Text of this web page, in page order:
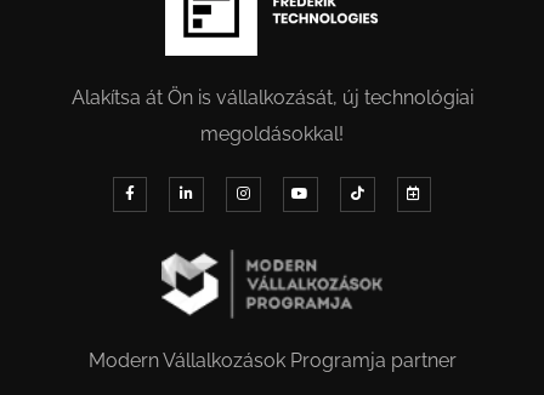
Alakítsa át Ön is vállalkozását, új technológiai
megoldásokkal!
Modern Vállalkozások Programja partner